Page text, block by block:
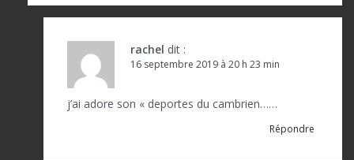
rachel dit :
16 septembre 2019 à 20 h 23 min
j’ai adore son « deportes du cambrien……
Répondre